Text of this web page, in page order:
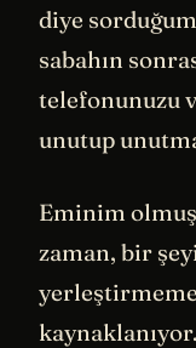
diye
sabahın
telefonunuzu
unutup
Eminim
zaman, bir